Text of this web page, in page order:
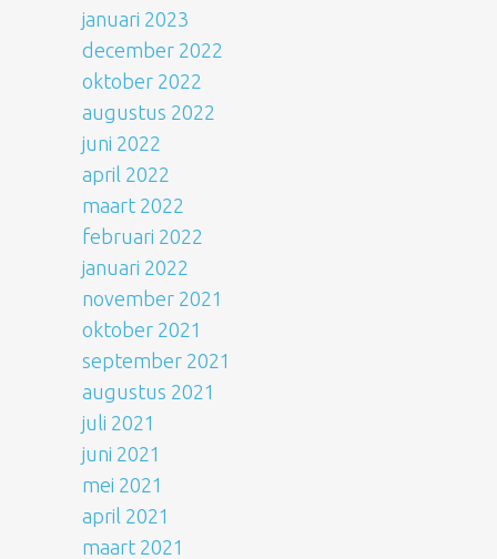
januari 2023
december 2022
oktober 2022
augustus 2022
juni 2022
april 2022
maart 2022
februari 2022
januari 2022
november 2021
oktober 2021
september 2021
augustus 2021
juli 2021
juni 2021
mei 2021
april 2021
maart 2021